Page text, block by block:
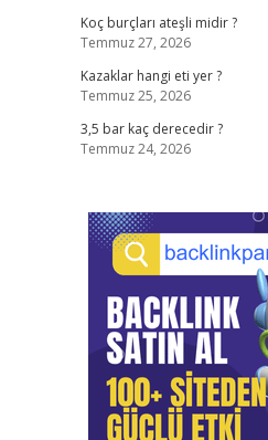
Koç burçları ateşli midir ?
Temmuz 27, 2026
Kazaklar hangi eti yer ?
Temmuz 25, 2026
3,5 bar kaç derecedir ?
Temmuz 24, 2026